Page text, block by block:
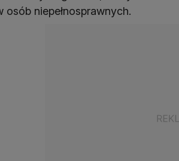
niepełnosprawnych.